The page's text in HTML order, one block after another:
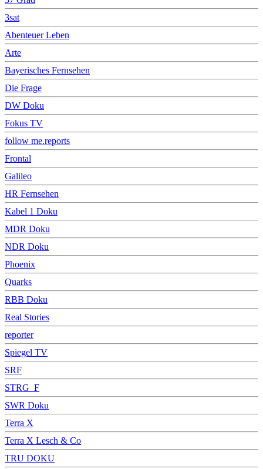
3sat
Abenteuer Leben
Arte
Bayerisches Fernsehen
Die Frage
DW Doku
Fokus TV
follow me.reports
Frontal
Galileo
HR Fernsehen
Kabel 1 Doku
MDR Doku
NDR Doku
Phoenix
Quarks
RBB Doku
Real Stories
reporter
Spiegel TV
SRF
STRG_F
SWR Doku
Terra X
Terra X Lesch & Co
TRU DOKU